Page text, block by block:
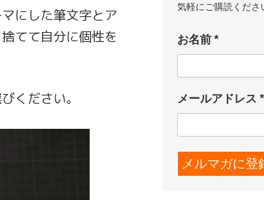
にした筆文字とア
てて自分に個性を
ください。
気軽にご購読くださ
お名前*
メールアドレス*